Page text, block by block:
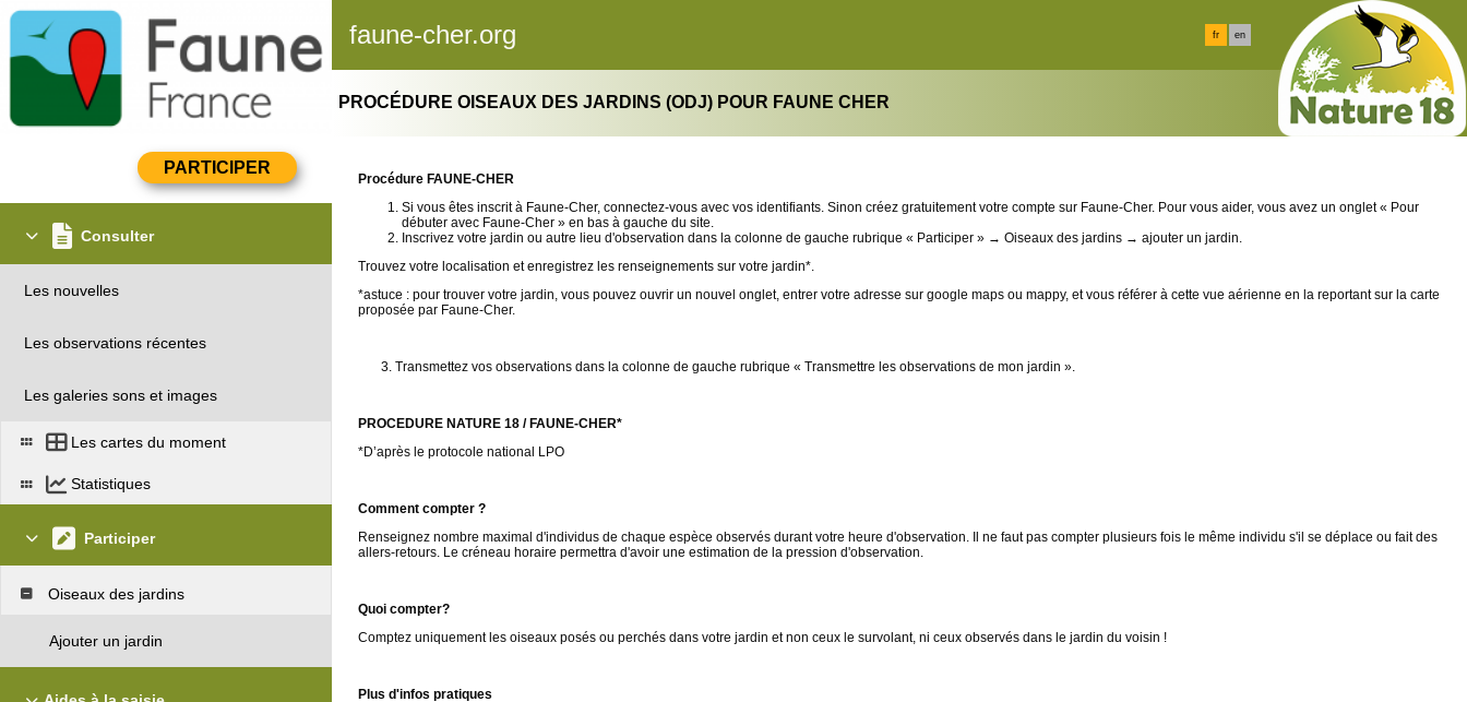
faune-cher.org fr en
Consulter
Les nouvelles
Les observations récentes
Les galeries sons et images
Les cartes du moment
Statistiques
Participer
Oiseaux des jardins
Ajouter un jardin
PROCÉDURE OISEAUX DES JARDINS (ODJ) POUR FAUNE CHER
Procédure FAUNE-CHER
Si vous êtes inscrit à Faune-Cher, connectez-vous avec vos identifiants. Sinon créez gratuitement votre compte sur Faune-Cher. Pour vous aider, vous avez un onglet « Pour
débuter avec Faune-Cher » en bas à gauche du site.
Inscrivez votre jardin ou autre lieu d'observation dans la colonne de gauche rubrique « Participer » → Oiseaux des jardins → ajouter un jardin.
Trouvez votre localisation et enregistrez les renseignements sur votre jardin*.
*astuce : pour trouver votre jardin, vous pouvez ouvrir un nouvel onglet, entrer votre adresse sur google maps ou mappy, et vous référer à cette vue aérienne en la reportant sur la carte
proposée par Faune-Cher.
3. Transmettez vos observations dans la colonne de gauche rubrique « Transmettre les observations de mon jardin ».
PROCEDURE NATURE 18 / FAUNE-CHER*
*D’après le protocole national LPO
Comment compter ?
Renseignez nombre maximal d'individus de chaque espèce observés durant votre heure d'observation. Il ne faut pas compter plusieurs fois le même individu s'il se déplace ou fait des
allers-retours. Le créneau horaire permettra d'avoir une estimation de la pression d'observation.
Quoi compter?
Comptez uniquement les oiseaux posés ou perchés dans votre jardin et non ceux le survolant, ni ceux observés dans le jardin du voisin !
Plus d'infos pratiques